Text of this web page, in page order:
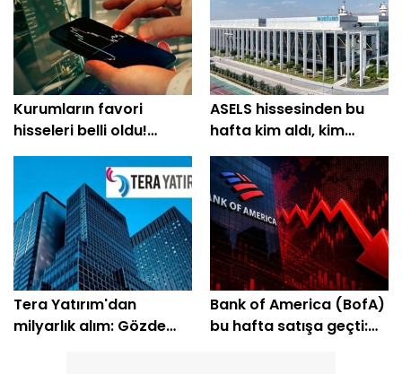
Kurumların favori
hisseleri belli oldu!
Yüzde 200'e yakın getiri
ASELS hissesinden bu
hafta kim aldı, kim
sattı?
Tera Yatırım'dan
milyarlık alım: Gözde
Bank of America (BofA)
bu hafta satışa geçti: